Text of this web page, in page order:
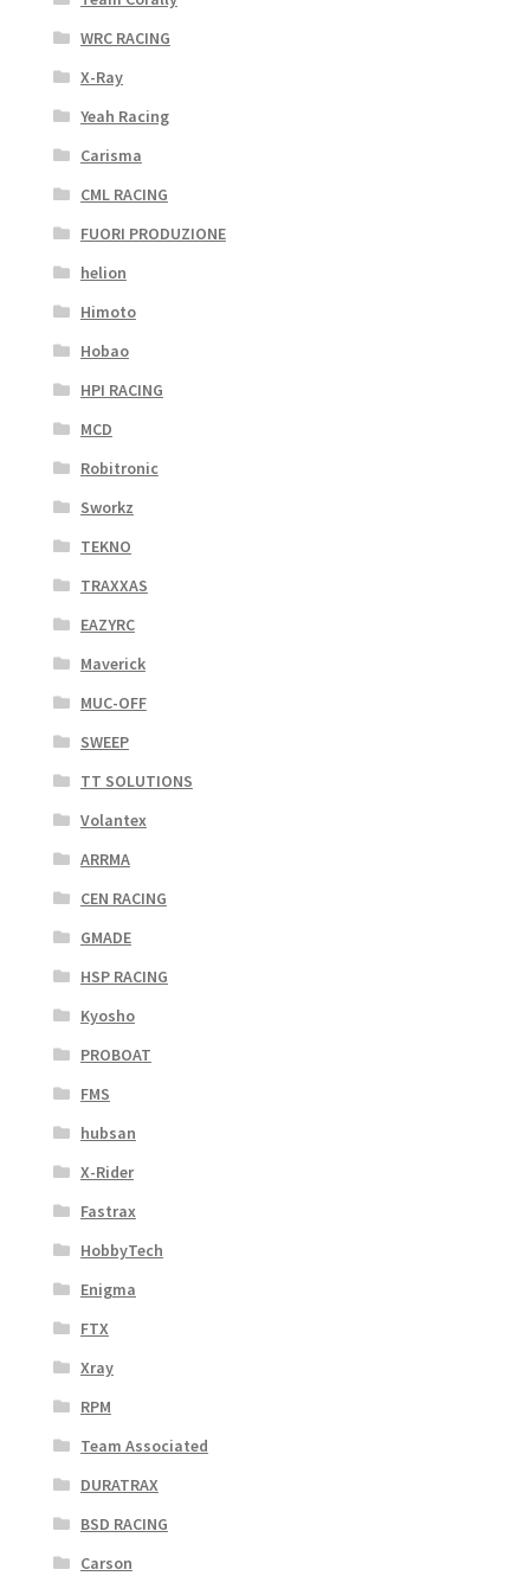
WRC RACING
X-Ray
Yeah Racing
Carisma
CML RACING
FUORI PRODUZIONE
helion
Himoto
Hobao
HPI RACING
MCD
Robitronic
Sworkz
TEKNO
TRAXXAS
EAZYRC
Maverick
MUC-OFF
SWEEP
TT SOLUTIONS
Volantex
ARRMA
CEN RACING
GMADE
HSP RACING
Kyosho
PROBOAT
FMS
hubsan
X-Rider
Fastrax
HobbyTech
Enigma
FTX
Xray
RPM
Team Associated
DURATRAX
BSD RACING
Carson